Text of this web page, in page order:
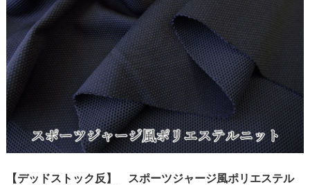
【デッドストック反】 スポーツジャージ風ポリエステル